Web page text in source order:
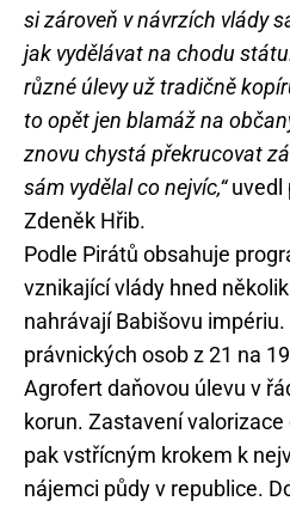
si zároveň v návrzích vlády
jak vydělávat na chodu
různé úlevy už tradičně
to opět jen blamáž na
znovu chystá překrucovat
sám vydělal co nejvíc,“uvedl
Zdeněk Hřib.
Podle Pirátů obsahuje
vznikající vlády hned
nahrávají Babišovu
právnických osob z 21 na
Agrofert daňovou úlevu v
korun. Zastavení
pak vstřícným krokem k
nájemci půdy v republice.